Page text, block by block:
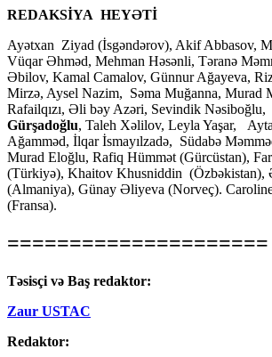
REDAKSİYA HEYƏTİ
Ayətxan Ziyad (İsgəndərov), Akif Abbasov,
Vüqar Əhməd, Mehman Həsənli, Təranə
Əbilov, Kamal Camalov, Günnur Ağayeva,
Mirzə, Aysel Nazim, Səma Muğanna, Murad
Rafailqızı, Əli bəy Azəri, Sevindik Nəsiboğlu,
Gürşadoğlu, Taleh Xəlilov, Leyla Yaşar,
Ağamməd, İlqar İsmayılzadə, Südabə
Murad Eloğlu, Rafiq Hümmət (Gürcüstan),
(Türkiyə), Khaitov Khusniddin (Özbəkistan),
(Almaniya), Günay Əliyeva (Norveç).
(Fransa).
=====================
Təsisçi və Baş redaktor:
Zaur USTAC
Redaktor: